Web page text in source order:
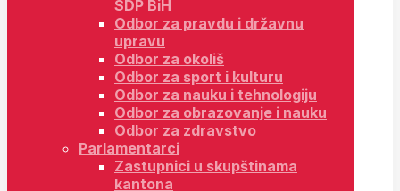
SDP BiH
Odbor za pravdu i državnu
upravu
Odbor za okoliš
Odbor za sport i kulturu
Odbor za nauku i tehnologiju
Odbor za obrazovanje i nauku
Odbor za zdravstvo
Parlamentarci
Zastupnici u skupštinama
kantona